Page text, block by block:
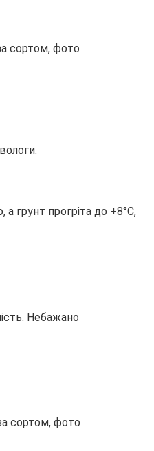
грунт прогріта до +8°С,
Небажано